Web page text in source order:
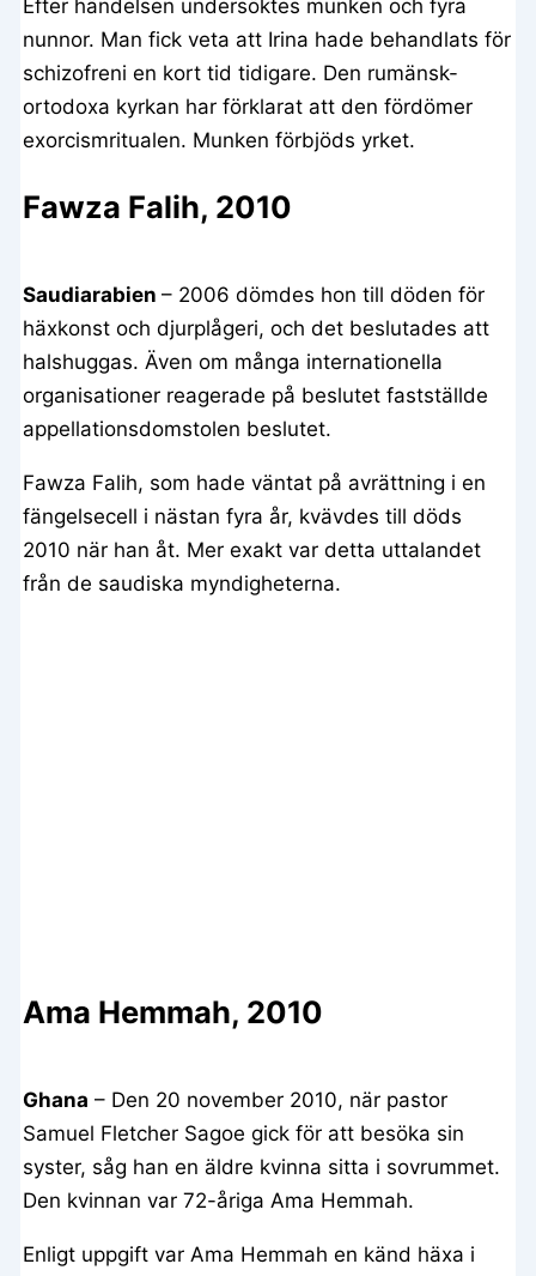
Efter händelsen undersöktes munken och fyra
nunnor. Man fick veta att Irina hade behandlats för
schizofreni en kort tid tidigare. Den rumänsk-
ortodoxa kyrkan har förklarat att den fördömer
exorcismritualen. Munken förbjöds yrket.
Fawza Falih, 2010
Saudiarabien– 2006 dömdes hon till döden för
häxkonst och djurplågeri, och det beslutades att
halshuggas. Även om många internationella
organisationer reagerade på beslutet fastställde
appellationsdomstolen beslutet.
Fawza Falih, som hade väntat på avrättning i en
fängelsecell i nästan fyra år, kvävdes till döds
2010 när han åt. Mer exakt var detta uttalandet
från de saudiska myndigheterna.
Ama Hemmah, 2010
Ghana – Den 20 november 2010, när pastor
Samuel Fletcher Sagoe gick för att besöka sin
syster, såg han en äldre kvinna sitta i sovrummet.
Den kvinnan var 72-åriga Ama Hemmah.
Enligt uppgift var Ama Hemmah en känd häxa i